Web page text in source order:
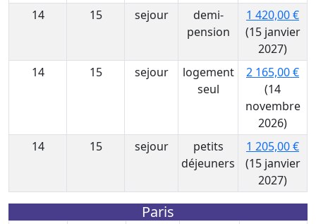
14 15 sejour
demi-
pension
1 420,00 €
(15 janvier
2027)
14
15 sejour
logement
seul
2 165,00 €
(14
novembre
2026)
14
15 sejour
petits
déjeuners
1 205,00 €
(15 janvier
2027)
Paris